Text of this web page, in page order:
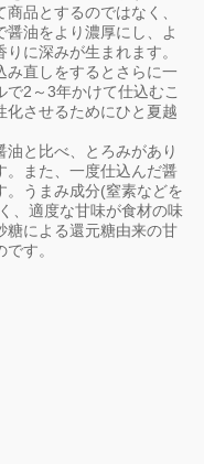
品とするのではなく、
油をより濃厚にし、よ
に深みが生まれます。
み直しをするとさらに一
2～3年かけて仕込むこ
化させるためにひと夏越
と比べ、とろみがあり
。また、一度仕込んだ醤
。うまみ成分(窒素などを
、適度な甘味が食材の味
糖による還元糖由来の甘
す。